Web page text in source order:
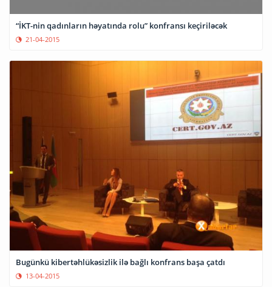
“İKT-nin qadınların həyatında rolu” konfransı keçiriləcək
21-04-2015
Bugünkü kibertəhlükəsizlik ilə bağlı konfrans başa çatdı
13-04-2015